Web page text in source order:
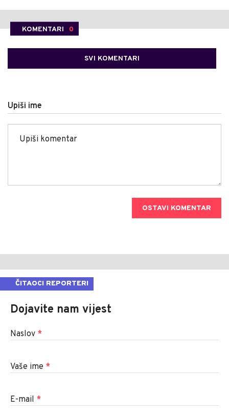
KOMENTARI 0
SVI KOMENTARI
Upiši ime
OSTAVI KOMENTAR
ČITAOCI REPORTERI
Dojavite nam vijest
Naslov *
Vaše ime *
E-mail *